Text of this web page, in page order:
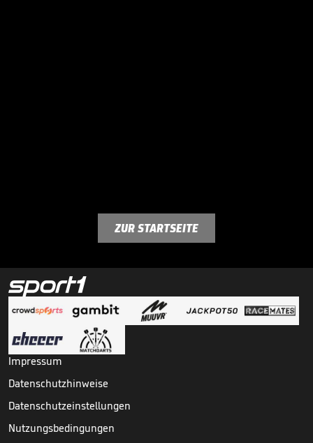
ZUR STARTSEITE
Impressum
Datenschutzhinweise
Datenschutzeinstellungen
Nutzungsbedingungen